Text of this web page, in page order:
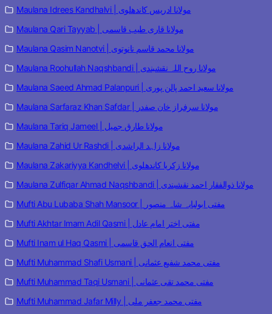
Maulana Idrees Kandhalvi | مولانا ادریس کاندھلوی
Maulana Qari Tayyab | مولانا قاری طیب قاسمی
Maulana Qasim Nanotvi | مولانا محمد قاسم نانوتوی
Maulana Roohullah Naqshbandi | مولانا روح اللہ نقشبندی
Maulana Saeed Ahmad Palanpuri | مولانا سعید احمد پالن پوری
Maulana Sarfaraz Khan Safdar | مولانا سرفراز خان صفدر
Maulana Tariq Jameel | مولانا طارق جمیل
Maulana Zahid Ur Rashdi | مولانا زاہد الراشدی
Maulana Zakariyya Kandhelvi | مولانا زکریا کاندھلوی
Maulana Zulfiqar Ahmad Naqshbandi | مولانا ذوالفقار احمد نقشبندی
Mufti Abu Lubaba Shah Mansoor | مفتی ابولبابہ شاہ منصور
Mufti Akhtar Imam Adil Qasmi | مفتی اختر امام عادل
Mufti Inam ul Haq Qasmi | مفتی انعام الحق قاسمی
Mufti Muhammad Shafi Usmani | مفتی محمد شفیع عثمانی
Mufti Muhammad Taqi Usmani | مفتی محمد تقی عثمانی
Mufti Muhammad Jafar Milly | مفتی محمد جعفر ملی